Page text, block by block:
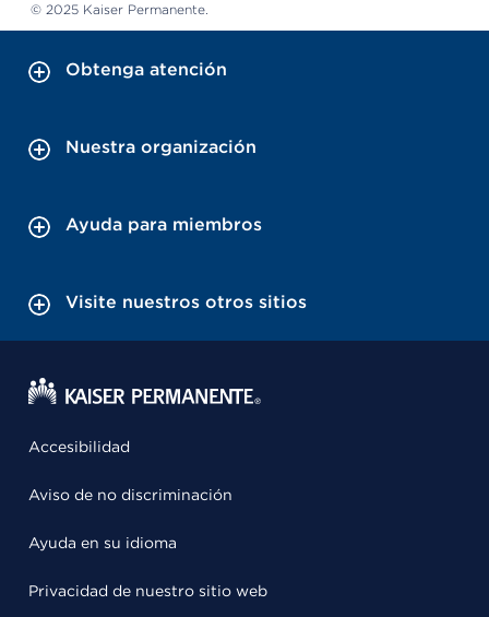
© 2025 Kaiser Permanente.
Obtenga atención
Nuestra organización
Ayuda para miembros
Visite nuestros otros sitios
Accesibilidad
Aviso de no discriminación
Ayuda en su idioma
Privacidad de nuestro sitio web